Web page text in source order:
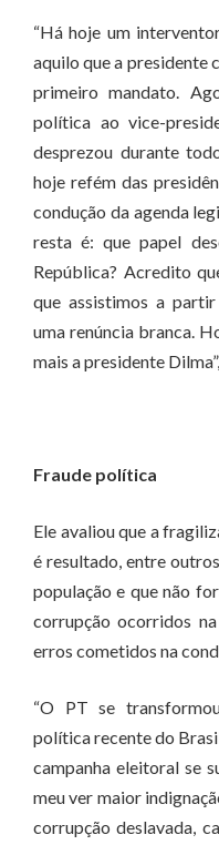
“Há hoje um
aquilo que a presidente
primeiro mandato.
política ao vice-
desprezou durante
hoje refém das
condução da agenda
resta é: que papel
República? Acredito
que assistimos a
uma renúncia branca.
mais a presidente
Fraude política
Ele avaliou que a
é resultado, entre
população e que não
corrupção ocorridos
erros cometidos na
“O PT se
política recente do
campanha eleitoral se
meu ver maior
corrupção deslavada,